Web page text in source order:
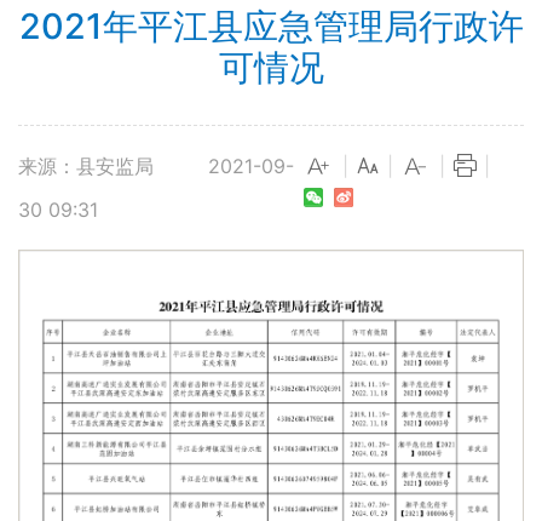
2021年平江县应急管理局行政许
可情况
来源：县安监局
2021-09-
30 09:31